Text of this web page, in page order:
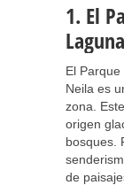
1. El
El
Neila es
zona.
origen
bosques.
de